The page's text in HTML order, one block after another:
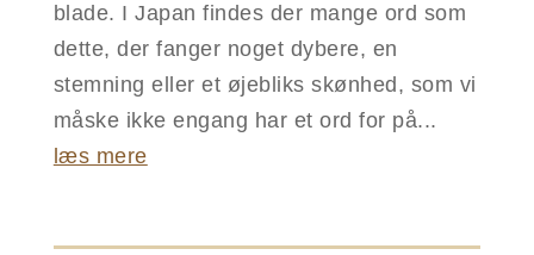
blade. I Japan findes der mange ord som
dette, der fanger noget dybere, en
stemning eller et øjebliks skønhed, som vi
måske ikke engang har et ord for på...
læs mere